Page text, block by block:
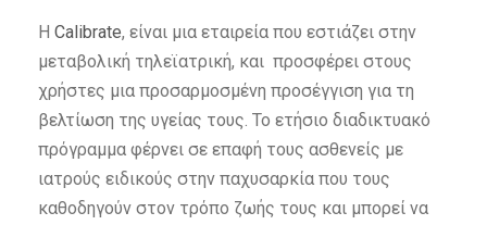
Η Calibrate, είναι μια εταιρεία που εστιάζει στην
μεταβολική τηλεϊατρική, και προσφέρει στους
χρήστες μια προσαρμοσμένη προσέγγιση για τη
βελτίωση της υγείας τους. Το ετήσιο διαδικτυακό
πρόγραμμα φέρνει σε επαφή τους ασθενείς με
ιατρούς ειδικούς στην παχυσαρκία που τους
καθοδηγούν στον τρόπο ζωής τους και μπορεί να